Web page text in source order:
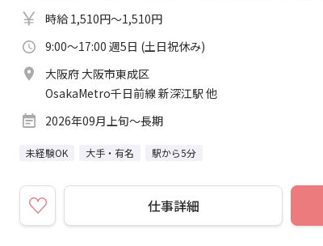
時給 1,510円～1,510円
9:00～17:00 週5日 (土日祝休み)
大阪府 大阪市東成区
OsakaMetro千日前線 新深江駅 他
2026年09月上旬～長期
未経験OK 大手・有名 駅から5分
仕事詳細